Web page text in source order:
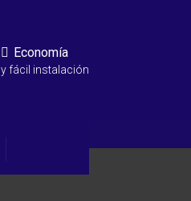
Economía
y fácil instalación